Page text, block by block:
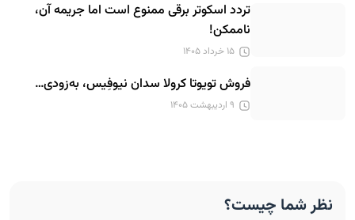
تردد اسکوتر برقی ممنوع است اما جریمه آن،
ناممکن!
۱۵ خرداد ۱۴۰۵
فروش تویوتا کرولا سدان نیوفِیس، به‌زودی…
۹ اردیبهشت ۱۴۰۵
نظر شما چیست؟